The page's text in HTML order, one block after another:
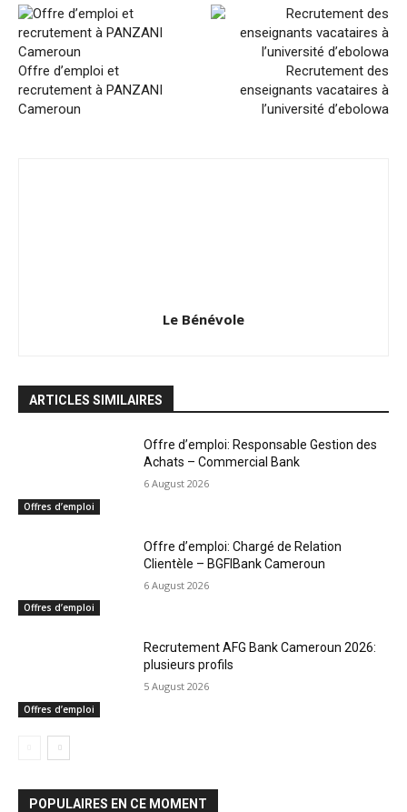
Offre d’emploi et
recrutement à PANZANI
Cameroun
Recrutement des
enseignants vacataires à
l’université d’ebolowa
Le Bénévole
ARTICLES SIMILAIRES
Offres d’emploi
Offre d’emploi: Responsable Gestion des
Achats – Commercial Bank
6 August 2026
Offres d’emploi
Offre d’emploi: Chargé de Relation
Clientèle – BGFIBank Cameroun
6 August 2026
Offres d’emploi
Recrutement AFG Bank Cameroun 2026:
plusieurs profils
5 August 2026
POPULAIRES EN CE MOMENT